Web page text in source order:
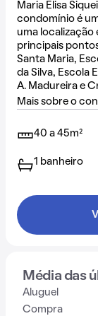
Maria Elisa
condomínio é
uma localização
principais
Santa Maria,
da Silva, Escola
A. Madureira e
Mais sobre o
40 a 45m²
1 banheiro
Média das
Aluguel
Compra